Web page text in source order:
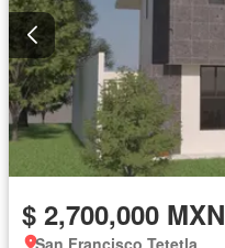
$ 2,700,000 MXN